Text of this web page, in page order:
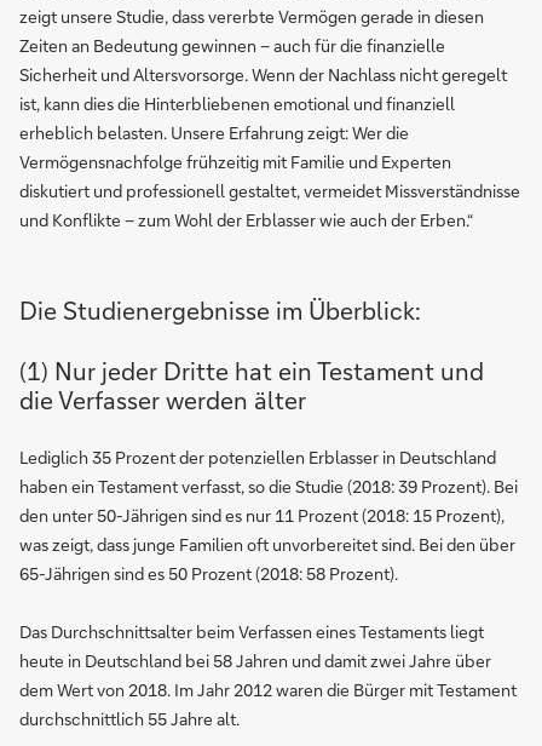
zeigt unsere Studie, dass vererbte Vermögen gerade in diesen
Zeiten an Bedeutung gewinnen – auch für die finanzielle
Sicherheit und Altersvorsorge. Wenn der Nachlass nicht geregelt
ist, kann dies die Hinterbliebenen emotional und finanziell
erheblich belasten. Unsere Erfahrung zeigt: Wer die
Vermögensnachfolge frühzeitig mit Familie und Experten
diskutiert und professionell gestaltet, vermeidet Missverständnisse
und Konflikte – zum Wohl der Erblasser wie auch der Erben.“
Die Studienergebnisse im Überblick:
(1) Nur jeder Dritte hat ein Testament und
die Verfasser werden älter
Lediglich 35 Prozent der potenziellen Erblasser in Deutschland
haben ein Testament verfasst, so die Studie (2018: 39 Prozent). Bei
den unter 50-Jährigen sind es nur 11 Prozent (2018: 15 Prozent),
was zeigt, dass junge Familien oft unvorbereitet sind. Bei den über
65-Jährigen sind es 50 Prozent (2018: 58 Prozent).
Das Durchschnittsalter beim Verfassen eines Testaments liegt
heute in Deutschland bei 58 Jahren und damit zwei Jahre über
dem Wert von 2018. Im Jahr 2012 waren die Bürger mit Testament
durchschnittlich 55 Jahre alt.